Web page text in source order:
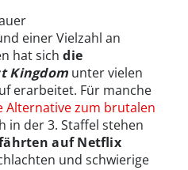
einer Vielzahl an
hat sich die
Kingdom unter vielen
erarbeitet. Für manche
Alternative zum brutalen
in der 3. Staffel stehen
auf Netflix
und schwierige